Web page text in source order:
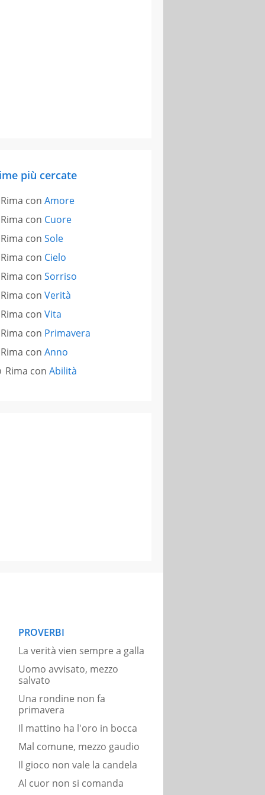
più cercate
Rima con Amore
Rima con Cuore
Rima con Sole
Rima con Cielo
Rima con Sorriso
Rima con Verità
Rima con Vita
Rima con Primavera
Rima con Anno
Rima con Abilità
PROVERBI
La verità vien sempre a galla
Uomo avvisato, mezzo
salvato
Una rondine non fa
primavera
Il mattino ha l'oro in bocca
Mal comune, mezzo gaudio
Il gioco non vale la candela
Al cuor non si comanda